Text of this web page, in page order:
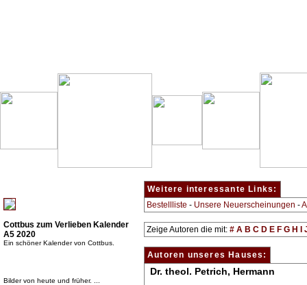
Cottbus zum Verlieben Kalender
A5 2020
Ein schöner Kalender von Cottbus.
Bilder von heute und früher. ...
Weitere interessante Links:
Bestellliste - Unsere Neuerscheinungen -
Zeige Autoren die mit: # A B C D E F G H
Autoren unseres Hauses:
Dr. theol. Petrich, Hermann